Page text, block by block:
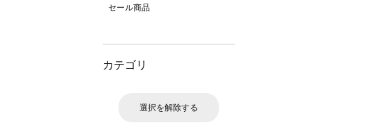
セール商品
カテゴリ
選択を解除する